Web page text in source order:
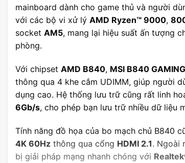
mainboard dành cho game thủ và người
với các bộ vi xử lý AMD Ryzen™ 9000,
socket AM5, mang lại hiệu suất ấn tượng
phòng.
Với chipset AMD B840, MSI B840
thông qua 4 khe cắm UDIMM, giúp người
dụng cao. Hệ thống lưu trữ cũng rất linh
6Gb/s, cho phép bạn lưu trữ nhiều dữ liệu
Tính năng đồ họa của bo mạch chủ B840
4K 60Hz thông qua cổng HDMI 2.1. Ngoài
bị giải pháp mạng nhanh chóng với